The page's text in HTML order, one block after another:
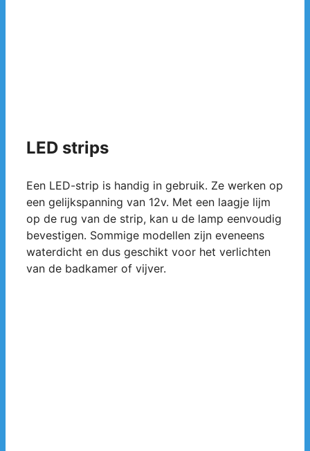
LED strips
Een LED-strip is handig in gebruik. Ze werken op
een gelijkspanning van 12v. Met een laagje lijm
op de rug van de strip, kan u de lamp eenvoudig
bevestigen. Sommige modellen zijn eveneens
waterdicht en dus geschikt voor het verlichten
van de badkamer of vijver.